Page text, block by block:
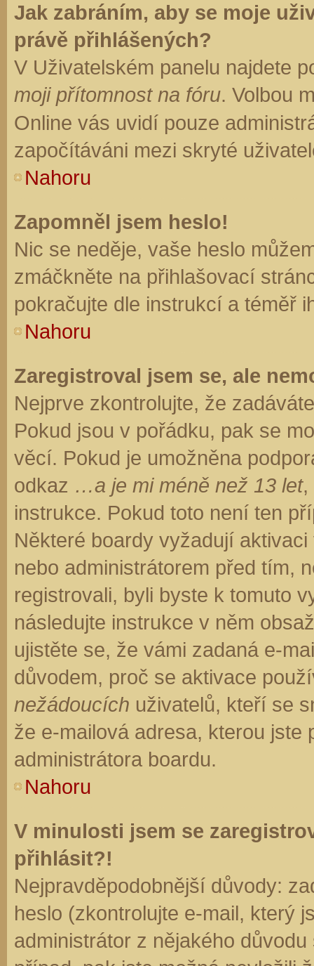
Jak zabráním, aby se moje
právě přihlášených?
V Uživatelském panelu najdete
moji přítomnost na fóru. Volbou
Online vás uvidí pouze
započítáváni mezi skryté
Nahoru
Zapomněl jsem heslo!
Nic se neděje, vaše heslo
zmáčkněte na přihlašovací
pokračujte dle instrukcí a téměř
Nahoru
Zaregistroval jsem se, ale
Nejprve zkontrolujte, že
Pokud jsou v pořádku, pak se
věcí. Pokud je umožněna
odkaz …a je mi méně než 13 let,
instrukce. Pokud toto není ten
Některé boardy vyžadují
nebo administrátorem před tím,
registrovali, byli byste k tomuto
následujte instrukce v něm
ujistěte se, že vámi zadaná e-
důvodem, proč se aktivace
nežádoucích uživatelů, kteří se
že e-mailová adresa, kterou jste
administrátora boardu.
Nahoru
V minulosti jsem se
přihlásit?!
Nejpravděpodobnější důvody:
heslo (zkontrolujte e-mail, který
administrátor z nějakého